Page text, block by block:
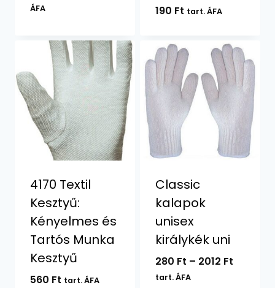
190 Ft
ÁFA
190 Ft tart. ÁFA
4170 Textil
Kesztyű:
Kényelmes és
Tartós Munka
Kesztyű
560 Ft tart. ÁFA
Classic
kalapok
unisex
királykék uni
280 Ft – 2012 Ft
tart. ÁFA